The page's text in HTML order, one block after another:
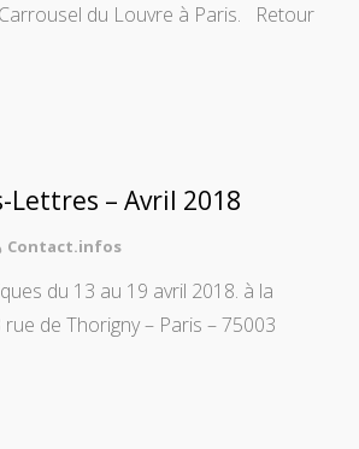
du Louvre à Paris. Retour
Lettres – Avril 2018
Contact.infos
du 13 au 19 avril 2018. à la
de Thorigny – Paris – 75003